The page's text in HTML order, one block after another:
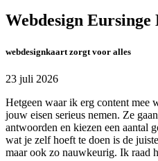
Webdesign Eursinge
webdesignkaart zorgt voor alles
23 juli 2026
Hetgeen waar ik erg content mee
jouw eisen serieus nemen. Ze
antwoorden en kiezen een aantal
wat je zelf hoeft te doen is de
maar ook zo nauwkeurig. Ik raad